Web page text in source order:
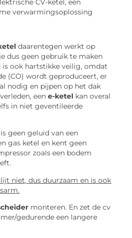
daarentegen werkt op
dus geen gebruik te maken
is ook hartstikke veilig, omdat
(CO) wordt geproduceert, er
nodig en pijpen op het dak
eene-ketel kan overal
in niet geventileerde
geen geluid van een
gas ketel en kent geen
zoals een bodem
niet, dus duurzaam en is ook
monteren. En zet de cv
gedurende een langere